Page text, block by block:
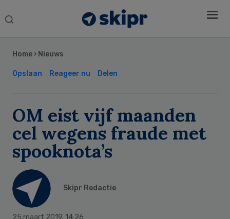
Search
Home › Nieuws
Opslaan Reageer nu Delen
OM eist vijf maanden
cel wegens fraude met
spooknota’s
Skipr Redactie
25 maart 2019, 14:26
Sidebar